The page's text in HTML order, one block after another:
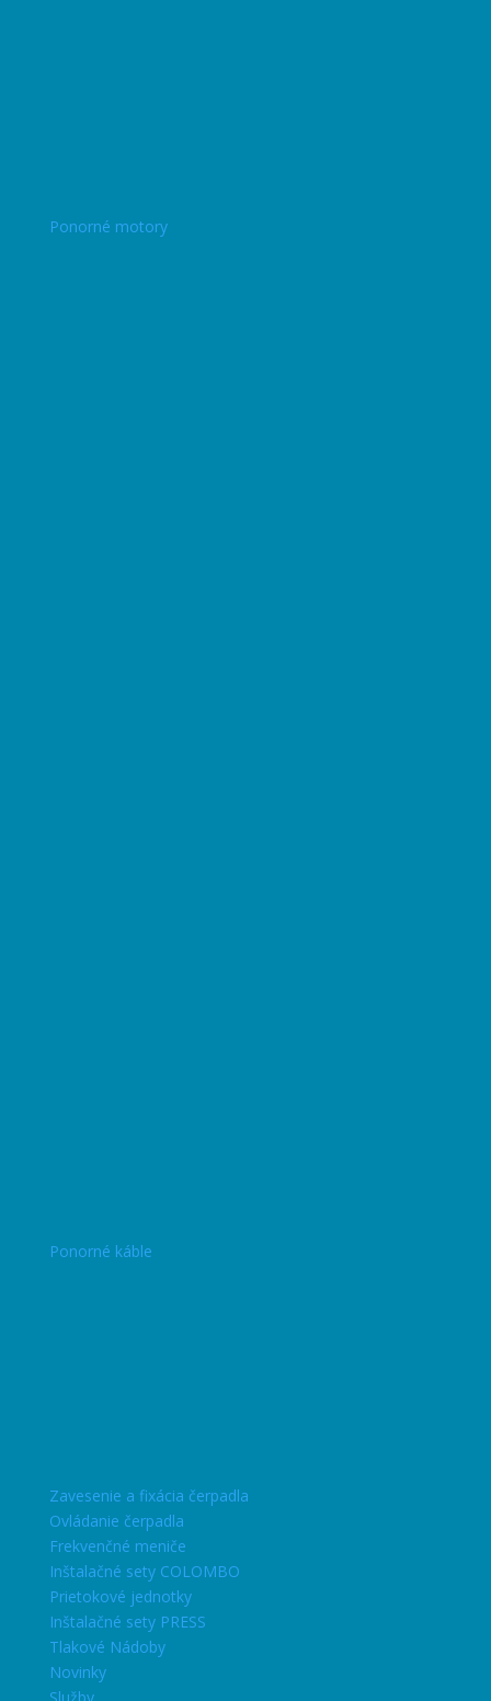
Ponorné motory
Ponorné káble
Zavesenie a fixácia čerpadla
Ovládanie čerpadla
Frekvenčné meniče
Inštalačné sety COLOMBO
Prietokové jednotky
Inštalačné sety PRESS
Tlakové Nádoby
Novinky
Služby